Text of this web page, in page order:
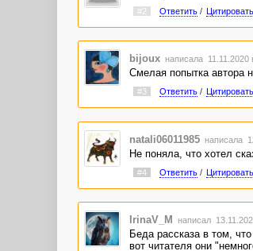
#2 Ответить/ Цитировать
bijoux написала 11.11.2020
Смелая попытка автора
#3 Ответить/ Цитировать
natali06011985 написала
Не поняла, что хотел
#4 Ответить/ Цитировать
IrinaV_M написал
Беда рассказа в том,
вот читателя они